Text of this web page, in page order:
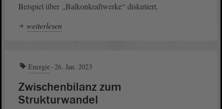
Beispiel über „Balkonkraftwerke“ diskutiert.
weiterlesen
Energie 26. Jan. 2023
Zwischenbilanz zum
Strukturwandel